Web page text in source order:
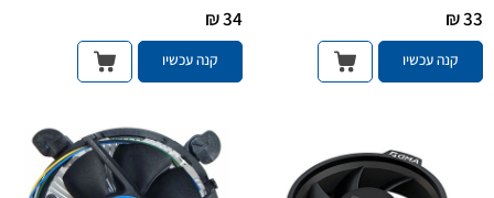
33 ₪
קנה עכשיו
34 ₪
קנה עכשיו